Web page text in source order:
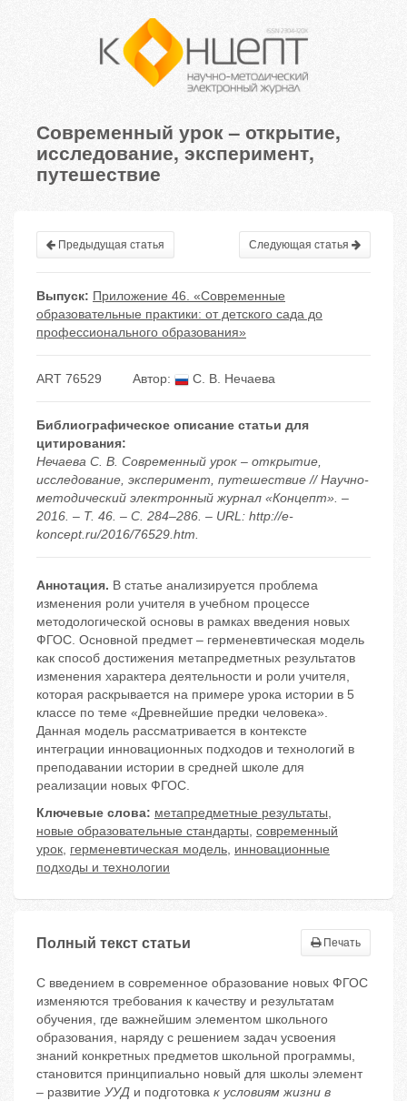
Современный урок – открытие,
исследование, эксперимент,
путешествие
Предыдущая статья Следующая статья
Выпуск: Приложение 46. «Современные
образовательные практики: от детского сада до
профессионального образования»
ART 76529 Автор: С. В. Нечаева
Библиографическое описание статьи для
цитирования:
Нечаева С. В. Современный урок – открытие,
исследование, эксперимент, путешествие // Научно-
методический электронный журнал «Концепт». –
2016. – Т. 46. – С. 284–286. – URL: http://e-
koncept.ru/2016/76529.htm.
Аннотация. В статье анализируется проблема
изменения роли учителя в учебном процессе
методологической основы в рамках введения новых
ФГОС. Основной предмет – герменевтическая модель
как способ достижения метапредметных результатов
изменения характера деятельности и роли учителя,
которая раскрывается на примере урока истории в 5
классе по теме «Древнейшие предки человека».
Данная модель рассматривается в контексте
интеграции инновационных подходов и технологий в
преподавании истории в средней школе для
реализации новых ФГОС.
Ключевые слова: метапредметные результаты,
новые образовательные стандарты, современный
урок, герменевтическая модель, инновационные
подходы и технологии
Полный текст статьи Печать
С введением в современное образование новых ФГОС
изменяются требования к качеству и результатам
обучения, где важнейшим элементом школьного
образования, наряду с решением задач усвоения
знаний конкретных предметов школьной программы,
становится принципиально новый для школы элемент
– развитие УУД и подготовка к условиям жизни в